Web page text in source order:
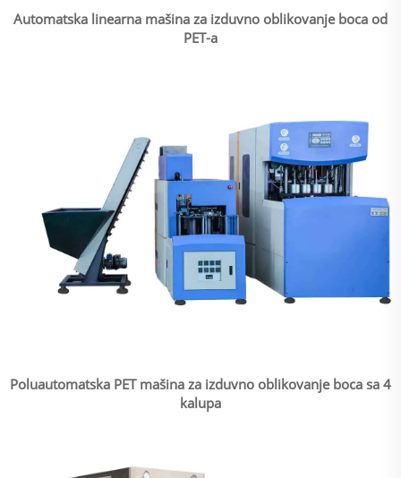
Automatska linearna mašina za izduvno oblikovanje boca od
PET-a
Poluautomatska PET mašina za izduvno oblikovanje boca sa 4
kalupa